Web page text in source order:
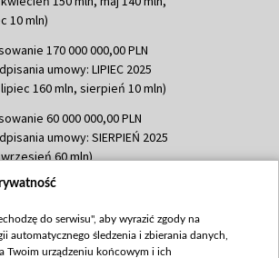
10 mln)
170 000 000,00 PLN
umowy: LIPIEC 2025
160 mln, sierpień 10 mln)
60 000 000,00 PLN
umowy: SIERPIEŃ 2025
60 mln)
635 783 051,21 PLN
100 mln, październik 350
265 mln)
do serwisu", aby wyrazić zgody na
automatycznego śledzenia i zbierania danych,
Twoim urządzeniu końcowym i ich